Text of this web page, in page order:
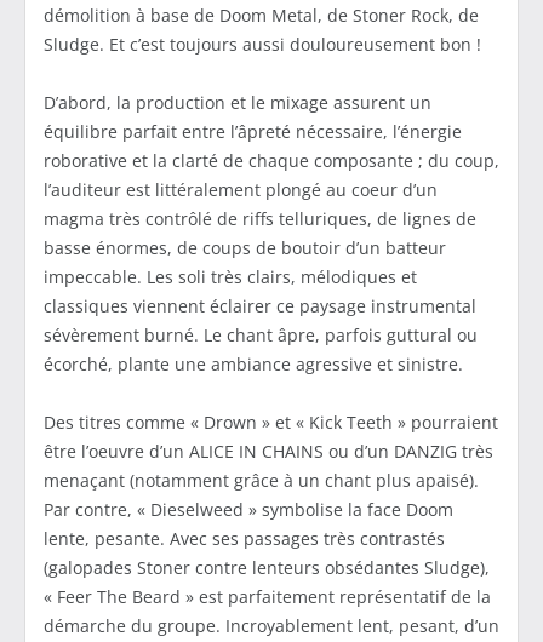
démolition à base de Doom Metal, de Stoner Rock, de
Sludge. Et c’est toujours aussi douloureusement bon !
D’abord, la production et le mixage assurent un
équilibre parfait entre l’âpreté nécessaire, l’énergie
roborative et la clarté de chaque composante ; du coup,
l’auditeur est littéralement plongé au coeur d’un
magma très contrôlé de riffs telluriques, de lignes de
basse énormes, de coups de boutoir d’un batteur
impeccable. Les soli très clairs, mélodiques et
classiques viennent éclairer ce paysage instrumental
sévèrement burné. Le chant âpre, parfois guttural ou
écorché, plante une ambiance agressive et sinistre.
Des titres comme « Drown » et « Kick Teeth » pourraient
être l’oeuvre d’un ALICE IN CHAINS ou d’un DANZIG très
menaçant (notamment grâce à un chant plus apaisé).
Par contre, « Dieselweed » symbolise la face Doom
lente, pesante. Avec ses passages très contrastés
(galopades Stoner contre lenteurs obsédantes Sludge),
« Feer The Beard » est parfaitement représentatif de la
démarche du groupe. Incroyablement lent, pesant, d’un